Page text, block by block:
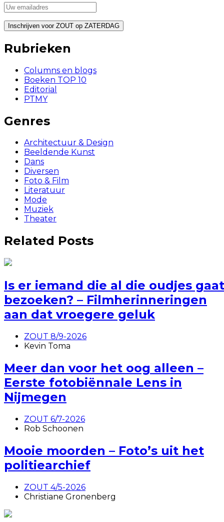
Rubrieken
Columns en blogs
Boeken TOP 10
Editorial
PTMY
Genres
Architectuur & Design
Beeldende Kunst
Dans
Diversen
Foto & Film
Literatuur
Mode
Muziek
Theater
Related Posts
Is er iemand die al die oudjes gaat
bezoeken? – Filmherinneringen
aan dat vroegere geluk
ZOUT 8/9-2026
Kevin Toma
Meer dan voor het oog alleen –
Eerste fotobiënnale Lens in
Nijmegen
ZOUT 6/7-2026
Rob Schoonen
Mooie moorden – Foto’s uit het
politiearchief
ZOUT 4/5-2026
Christiane Gronenberg